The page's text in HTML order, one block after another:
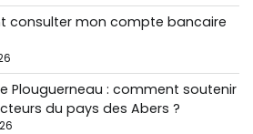
consulter mon compte bancaire
Plouguerneau : comment soutenir
du pays des Abers ?